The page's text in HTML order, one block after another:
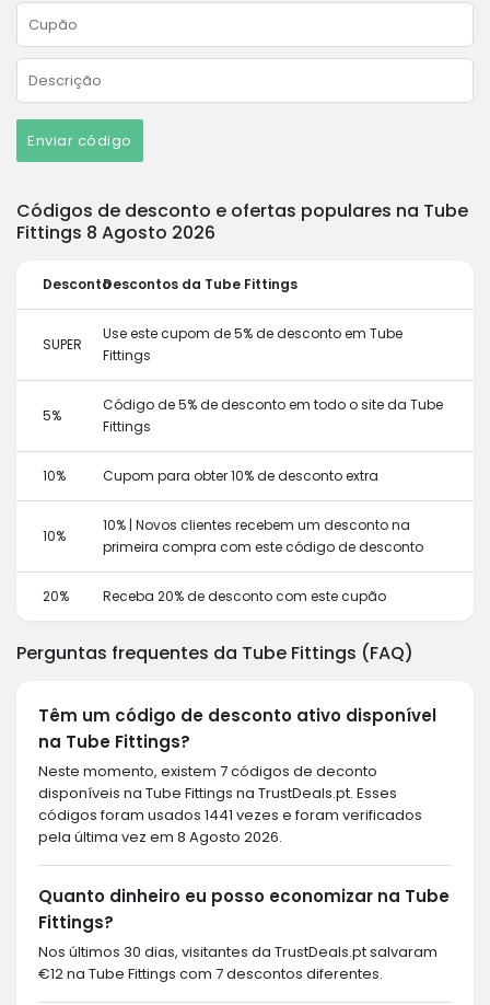
Enviar código
Códigos de desconto e ofertas populares na Tube
Fittings 8 Agosto 2026
DescontoDescontos da Tube Fittings
SUPER
Use este cupom de 5% de desconto em Tube
Fittings
5%
Código de 5% de desconto em todo o site da Tube
Fittings
10% Cupom para obter 10% de desconto extra
10%
10% | Novos clientes recebem um desconto na
primeira compra com este código de desconto
20% Receba 20% de desconto com este cupão
Perguntas frequentes da Tube Fittings (FAQ)
Têm um código de desconto ativo disponível
na Tube Fittings?
Neste momento, existem 7 códigos de deconto
disponíveis na Tube Fittings na TrustDeals.pt. Esses
códigos foram usados 1441 vezes e foram verificados
pela última vez em 8 Agosto 2026.
Quanto dinheiro eu posso economizar na Tube
Fittings?
Nos últimos 30 dias, visitantes da TrustDeals.pt salvaram
€12 na Tube Fittings com 7 descontos diferentes.